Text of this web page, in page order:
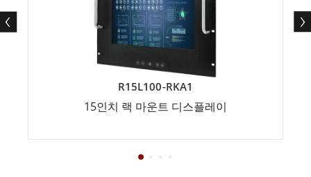
R15L100-RKA1
15인치 랙 마운트 디스플레이